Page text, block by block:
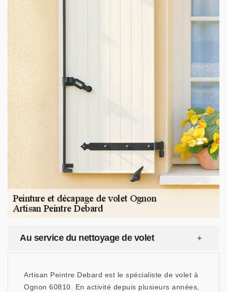
Au service du nettoyage de volet
Artisan Peintre Debard est le spécialiste de volet à
Ognon 60810. En activité depuis plusieurs années,